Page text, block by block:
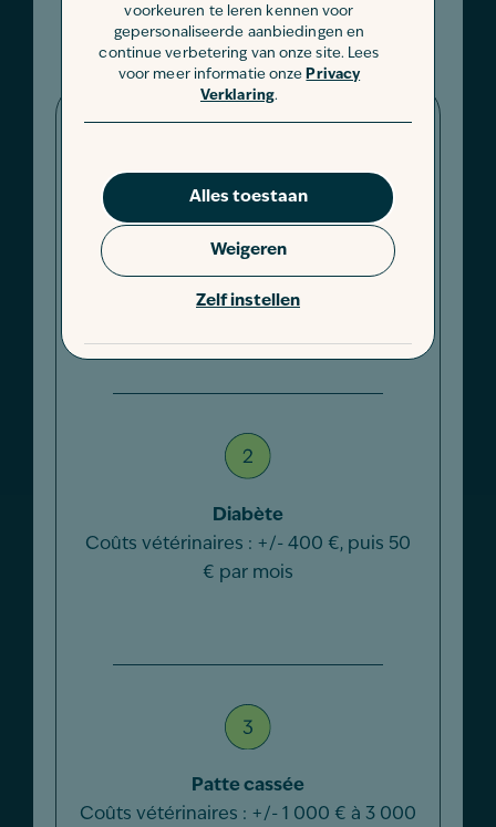
voorkeuren te leren kennen voor
gepersonaliseerde aanbiedingen en
continue verbetering van onze site. Lees
voor meer informatie onze Privacy
Verklaring.
Alles toestaan
Zelf instellen
Weigeren
Problèmes dentaires comme le tartre
et la plaque dentaire
Coûts vétérinaires:
Diabète
Coûts vétérinaires : +/- 400 €, puis 50
€ par mois
Patte cassée
Coûts vétérinaires : +/- 1 000 € à 3 000